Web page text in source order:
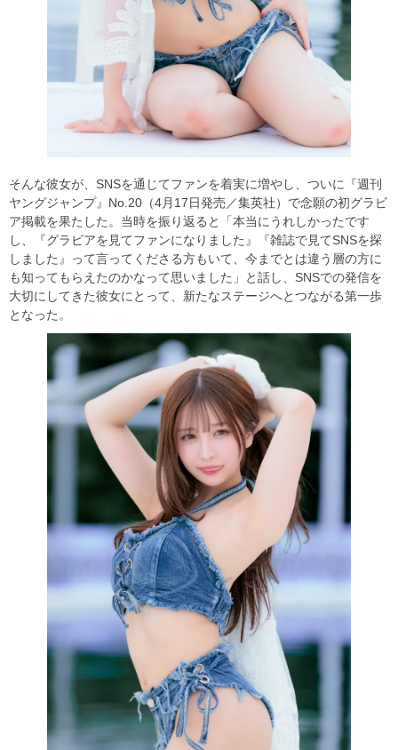
そんな彼女が、SNSを通じてファンを着実に増やし、ついに『週刊
ヤングジャンプ』No.20（4月17日発売／集英社）で念願の初グラビ
ア掲載を果たした。当時を振り返ると「本当にうれしかったです
し、『グラビアを見てファンになりました』『雑誌で見てSNSを探
しました』って言ってくださる方もいて、今までとは違う層の方に
も知ってもらえたのかなって思いました」と話し、SNSでの発信を
大切にしてきた彼女にとって、新たなステージへとつながる第一歩
となった。